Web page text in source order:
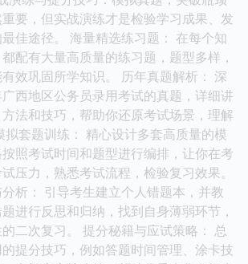
要，但实战演练才是检验学习成果、发
佳途径。 海量精选练习题： 在每个知
配有大量高质量的练习题，题型多样，
效巩固所学知识。 历年真题解析： 深
西地区公务员录用考试的真题，详细讲
法和技巧，帮助你还原考试场景，理解
拟套题训练： 精心设计多套高质量的模
照考试时间和题型进行编排，让你在考
压力，熟悉考试流程，检验复习效果。
析： 引导考生建立个人错题本，并教
进行反思和归纳，找到自身薄弱环节，
二次复习。 提分秘籍与应试策略： 总
提分技巧，例如答题时间管理、涂卡技